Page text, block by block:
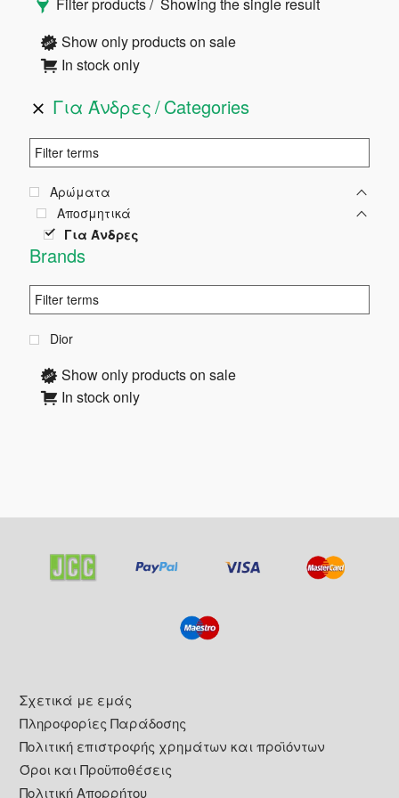
Πλευρική
Στήλη
Filter products
Showing the single result
Show only products on sale
In stock only
Για Άνδρες Categories
Αρώματα
Αποσμητικά
Για Άνδρες
Brands
Dior
Show only products on sale
In stock only
Footer
Σχετικά με εμάς
Πληροφορίες Παράδοσης
Πολιτική επιστροφής χρημάτων και προϊόντων
Όροι και Προϋποθέσεις
Πολιτική Απορρήτου